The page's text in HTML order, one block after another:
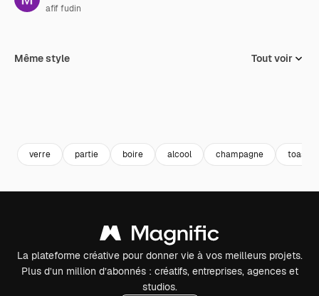
afif fudin
Même style Tout voir
verre partie boire alcool champagne toast
La plateforme créative pour donner vie à vos meilleurs projets.
Plus d’un million d’abonnés : créatifs, entreprises, agences et
studios.